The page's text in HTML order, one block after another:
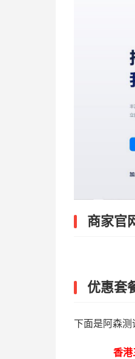
商家官
优惠套
下面是阿森
香港